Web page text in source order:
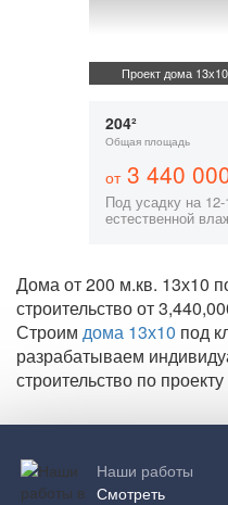
Проект дома
204²
Общая площадь
от3 440
Под усадку на
естественной
Дома от 200 м.кв. 13х10
строительство от
Строим дома 13х10 под
разрабатываем
строительство по проекту
Наши работы
Смотреть